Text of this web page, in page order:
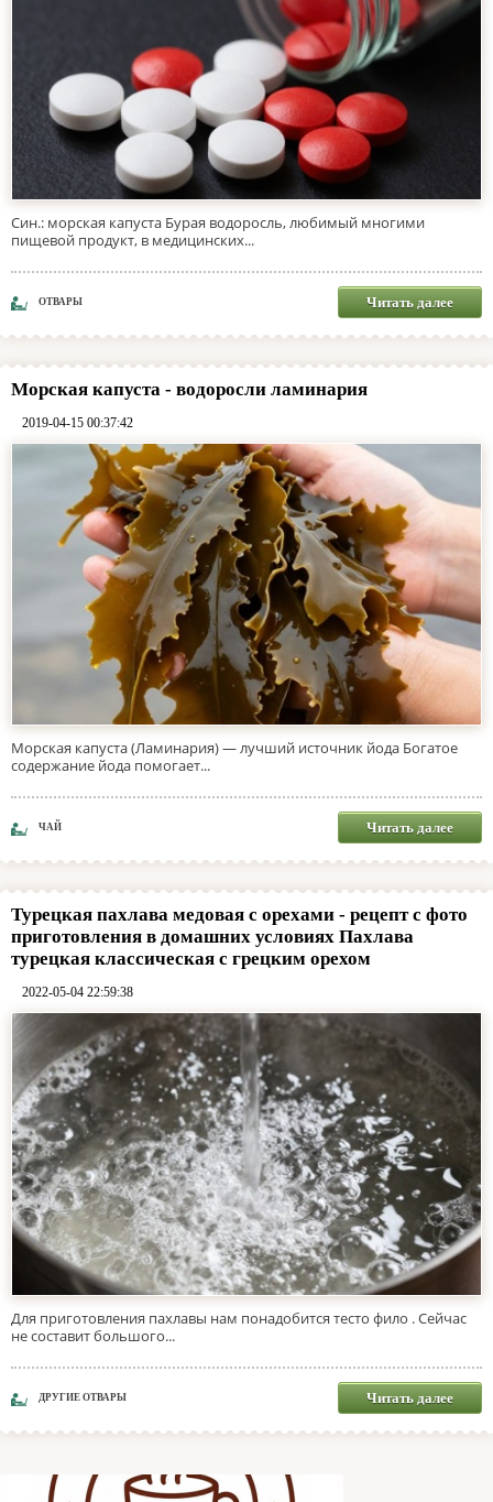
Син.: морская капуста Бурая водоросль, любимый многими
пищевой продукт, в медицинских...
ОТВАРЫ Читать далее
Морская капуста - водоросли ламинария
2019-04-15 00:37:42
Морская капуста (Ламинария) — лучший источник йода Богатое
содержание йода помогает...
ЧАЙ Читать далее
Турецкая пахлава медовая с орехами - рецепт с фото
приготовления в домашних условиях Пахлава
турецкая классическая с грецким орехом
2022-05-04 22:59:38
Для приготовления пахлавы нам понадобится тесто фило . Сейчас
не составит большого...
ДРУГИЕ ОТВАРЫ Читать далее